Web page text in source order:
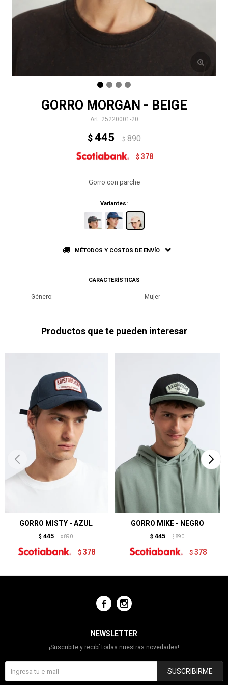
GORRO MORGAN - BEIGE
25220001-20
$ 445 $ 890
$ 378
Gorro con parche
Variantes:
MÉTODOS Y COSTOS DE ENVÍO
CARACTERÍSTICAS
Género Mujer
Productos que te pueden interesar
GORRO MISTY - AZUL
$ 445 $ 890
$ 378
GORRO MIKE - NEGRO
$ 445 $ 890
$ 378
 
NEWSLETTER
¡Suscribite y recibí todas nuestras novedades!
SUSCRIBIRME